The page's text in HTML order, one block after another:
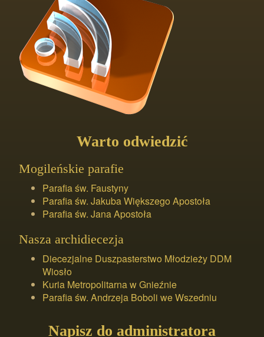
Warto odwiedzić
Mogileńskie parafie
Parafia św. Faustyny
Parafia św. Jakuba Większego Apostoła
Parafia św. Jana Apostoła
Nasza archidiecezja
Diecezjalne Duszpasterstwo Młodzieży DDM
Wiosło
Kuria Metropolitarna w Gnieźnie
Parafia św. Andrzeja Boboli we Wszedniu
Napisz do administratora